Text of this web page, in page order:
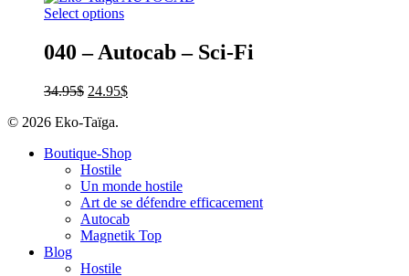
Select options
040 – Autocab – Sci-Fi
34.95$ 24.95$
© 2026 Eko-Taïga.
Boutique-Shop
Hostile
Un monde hostile
Art de se défendre efficacement
Autocab
Magnetik Top
Blog
Hostile